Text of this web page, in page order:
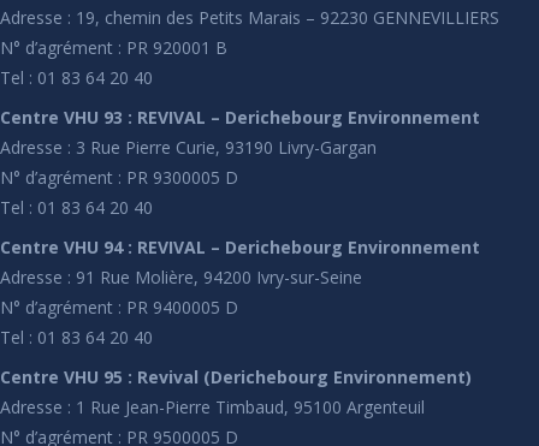
Adresse : 19, chemin des Petits Marais – 92230 GENNEVILLIERS
N° d’agrément : PR 920001 B
Tel : 01 83 64 20 40
Centre VHU 93 : REVIVAL – Derichebourg Environnement
Adresse : 3 Rue Pierre Curie, 93190 Livry-Gargan
N° d’agrément : PR 9300005 D
Tel : 01 83 64 20 40
Centre VHU 94 : REVIVAL – Derichebourg Environnement
Adresse : 91 Rue Molière, 94200 Ivry-sur-Seine
N° d’agrément : PR 9400005 D
Tel : 01 83 64 20 40
Centre VHU 95 : Revival (Derichebourg Environnement)
Adresse : 1 Rue Jean-Pierre Timbaud, 95100 Argenteuil
N° d’agrément : PR 9500005 D